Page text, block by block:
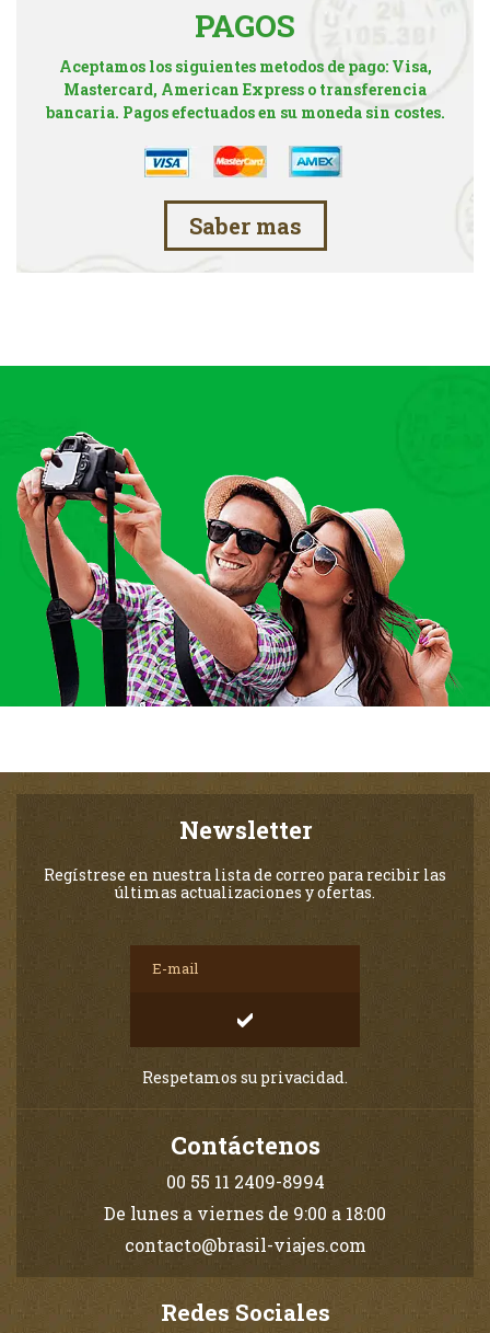
PAGOS
Aceptamos los siguientes metodos de pago: Visa,
Mastercard, American Express o transferencia
bancaria. Pagos efectuados en su moneda sin costes.
Saber mas
Newsletter
Regístrese en nuestra lista de correo para recibir las
últimas actualizaciones y ofertas.
Respetamos su privacidad.
Contáctenos
00 55 11 2409-8994
De lunes a viernes de 9:00 a 18:00
contacto@brasil-viajes.com
Redes Sociales